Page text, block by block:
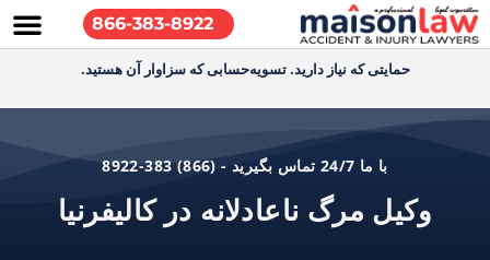
866-383-8922
حمایتی که نیاز دارید. تسویه‌حسابی که سزاوار آن هستید.
با ما 24/7 تماس بگیرید - (866) 383-8922
وکیل مرگ ناعادلانه در کالیفرنیا